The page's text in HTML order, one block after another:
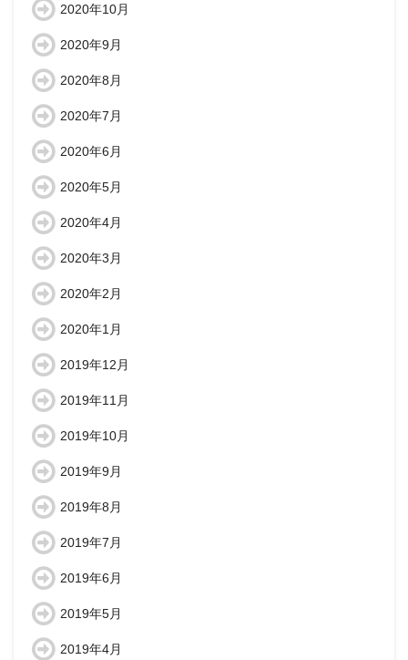
2020年10月
2020年9月
2020年8月
2020年7月
2020年6月
2020年5月
2020年4月
2020年3月
2020年2月
2020年1月
2019年12月
2019年11月
2019年10月
2019年9月
2019年8月
2019年7月
2019年6月
2019年5月
2019年4月